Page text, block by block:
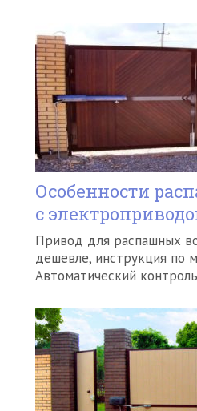
Особенности
с
Привод для распашных
дешевле, инструкция по
Автоматический